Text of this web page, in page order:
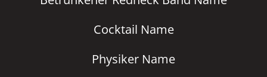
Cocktail Name
Physiker Name